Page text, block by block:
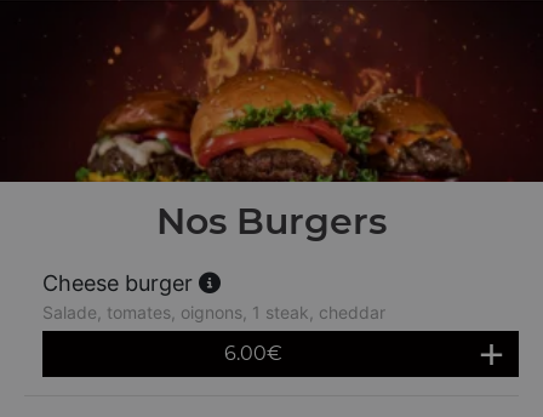
Nos Burgers
Cheese burger
Salade, tomates, oignons, 1 steak, cheddar
6.00€